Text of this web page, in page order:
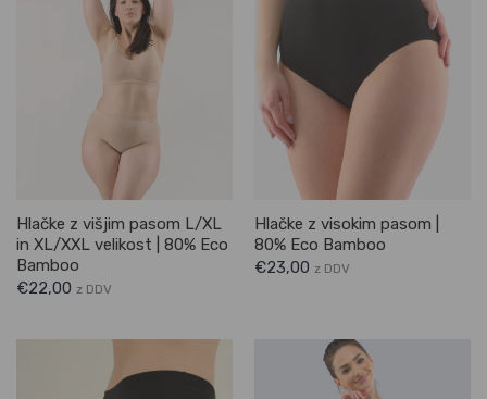
Hlačke z višjim pasom L/XL
in XL/XXL velikost | 80% Eco
Bamboo
€22,00 z DDV
Hlačke z visokim pasom |
80% Eco Bamboo
€23,00 z DDV